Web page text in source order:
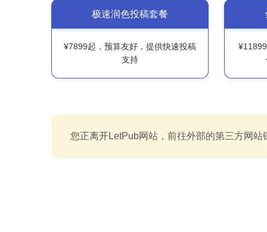
极速润色投稿套餐
¥7899起，预算友好，提供快速投稿
支持
您正离开LetPub网站，前往外部的第三方网